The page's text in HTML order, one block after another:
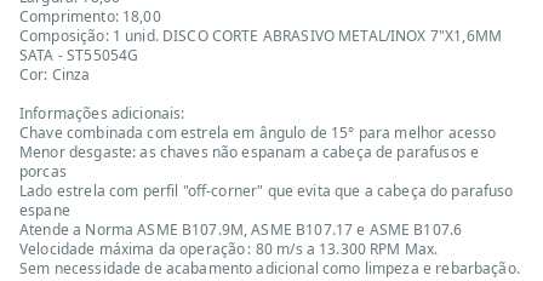
Comprimento: 18,00
Composição: 1 unid. DISCO CORTE ABRASIVO METAL/INOX 7"X1,6MM
SATA - ST55054G
Cor: Cinza
Informações adicionais:
Chave combinada com estrela em ângulo de 15° para melhor acesso
Menor desgaste: as chaves não espanam a cabeça de parafusos e
porcas
Lado estrela com perfil "off-corner" que evita que a cabeça do parafuso
espane
Atende a Norma ASME B107.9M, ASME B107.17 e ASME B107.6
Velocidade máxima da operação : 80 m/s a 13.300 RPM Max.
Sem necessidade de acabamento adicional como limpeza e rebarbação.